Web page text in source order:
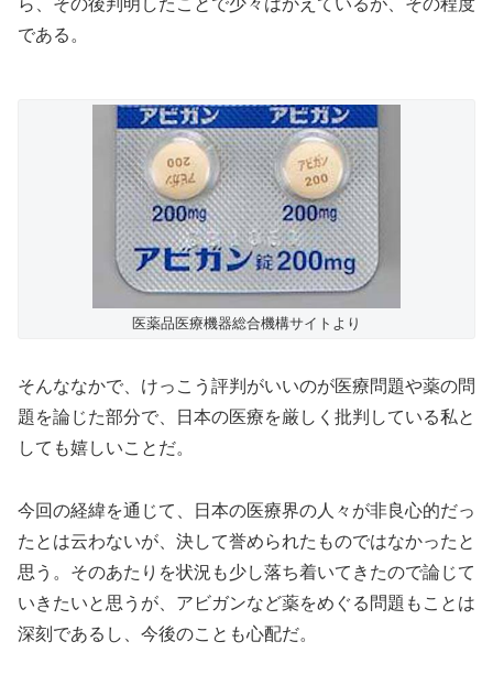
である。
医薬品医療機器総合機構サイトより
そんななかで、けっこう評判がいいのが医療問題や薬の問
題を論じた部分で、日本の医療を厳しく批判している私と
しても嬉しいことだ。
今回の経緯を通じて、日本の医療界の人々が非良心的だっ
たとは云わないが、決して誉められたものではなかったと
思う。そのあたりを状況も少し落ち着いてきたので論じて
いきたいと思うが、アビガンなど薬をめぐる問題もことは
深刻であるし、今後のことも心配だ。